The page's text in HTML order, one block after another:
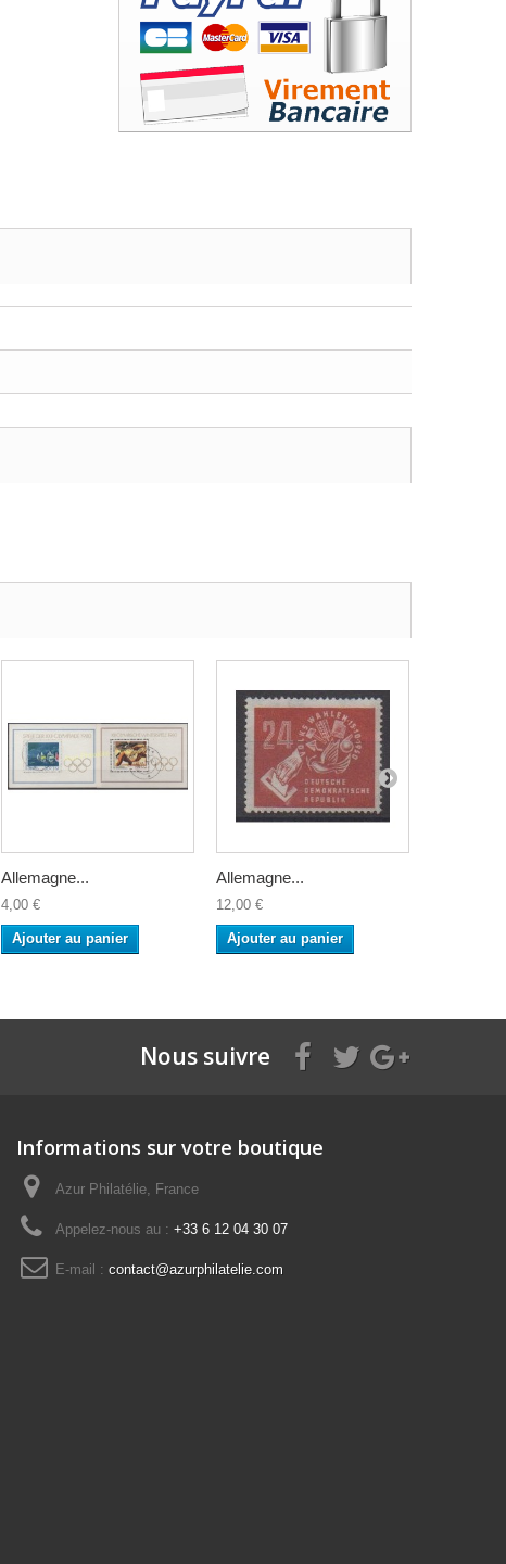
Allemagne...
4,00 €
Ajouter au panier
Allemagne...
12,00 €
Ajouter au panier
Nous suivre
Informations sur votre boutique
Azur Philatélie, France
Appelez-nous au : +33 6 12 04 30 07
E-mail : contact@azurphilatelie.com